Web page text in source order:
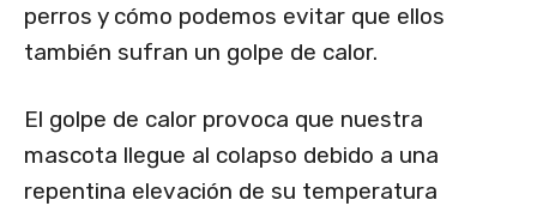
perros y cómo podemos evitar que ellos
también sufran un golpe de calor.
El golpe de calor provoca que nuestra
mascota llegue al colapso debido a una
repentina elevación de su temperatura